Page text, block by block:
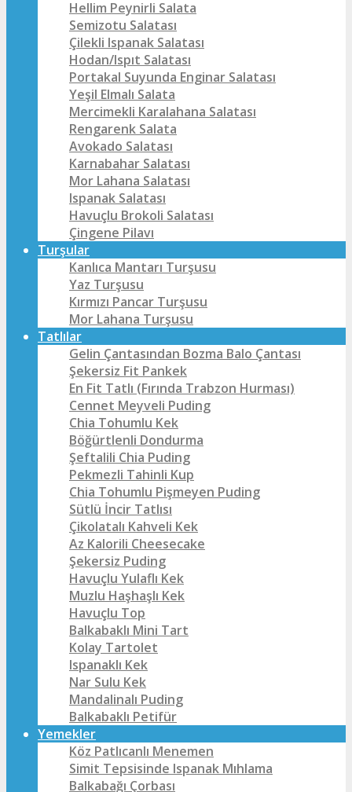
Hellim Peynirli Salata
Semizotu Salatası
Çilekli Ispanak Salatası
Hodan/Ispıt Salatası
Portakal Suyunda Enginar Salatası
Yeşil Elmalı Salata
Mercimekli Karalahana Salatası
Rengarenk Salata
Avokado Salatası
Karnabahar Salatası
Mor Lahana Salatası
Ispanak Salatası
Havuçlu Brokoli Salatası
Çingene Pilavı
Turşular
Kanlıca Mantarı Turşusu
Yaz Turşusu
Kırmızı Pancar Turşusu
Mor Lahana Turşusu
Tatlılar
Gelin Çantasından Bozma Balo Çantası
Şekersiz Fit Pankek
En Fit Tatlı (Fırında Trabzon Hurması)
Cennet Meyveli Puding
Chia Tohumlu Kek
Böğürtlenli Dondurma
Şeftalili Chia Puding
Pekmezli Tahinli Kup
Chia Tohumlu Pişmeyen Puding
Sütlü İncir Tatlısı
Çikolatalı Kahveli Kek
Az Kalorili Cheesecake
Şekersiz Puding
Havuçlu Yulaflı Kek
Muzlu Haşhaşlı Kek
Havuçlu Top
Balkabaklı Mini Tart
Kolay Tartolet
Ispanaklı Kek
Nar Sulu Kek
Mandalinalı Puding
Balkabaklı Petifür
Yemekler
Köz Patlıcanlı Menemen
Simit Tepsisinde Ispanak Mıhlama
Balkabağı Çorbası